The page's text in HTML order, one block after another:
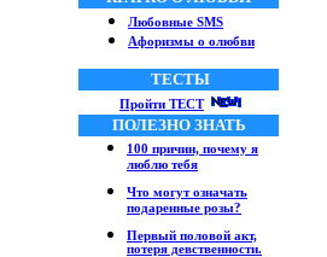
Любовные SMS
Афоризмы о олюбви
ТЕСТЫ
Пройти ТЕСТ
ПОЛЕЗНО ЗНАТЬ
100 причин, почему я
люблю тебя
Что могут означать
подаренные розы?
Первый половой акт,
потеря девственности.